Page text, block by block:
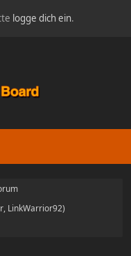
logge dich ein.
, LinkWarrior92)